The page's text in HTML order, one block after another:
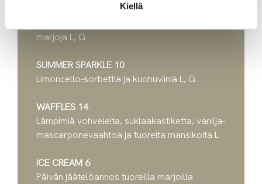
Kiellä
VANILLA PANNACOTTA 12
marjoja L, G
SUMMER SPARKLE 10
Limoncello-sorbettia ja kuohuviiniä L, G
WAFFLES 14
Lämpimiä vohveleita, suklaakastiketta, vanilja-
mascarponevaahtoa ja tuoreita mansikoita L
ICE CREAM 6
Päivän jäätelöannos tuoreilla marjoilla